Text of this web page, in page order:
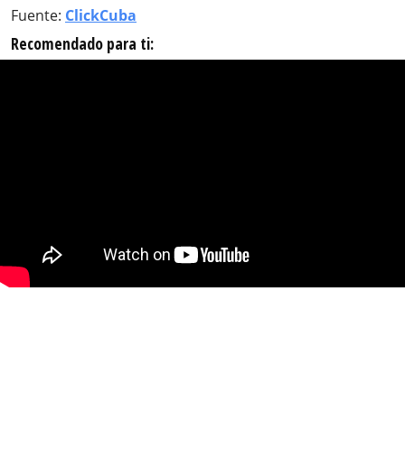
Fuente: ClickCuba
Recomendado para ti: